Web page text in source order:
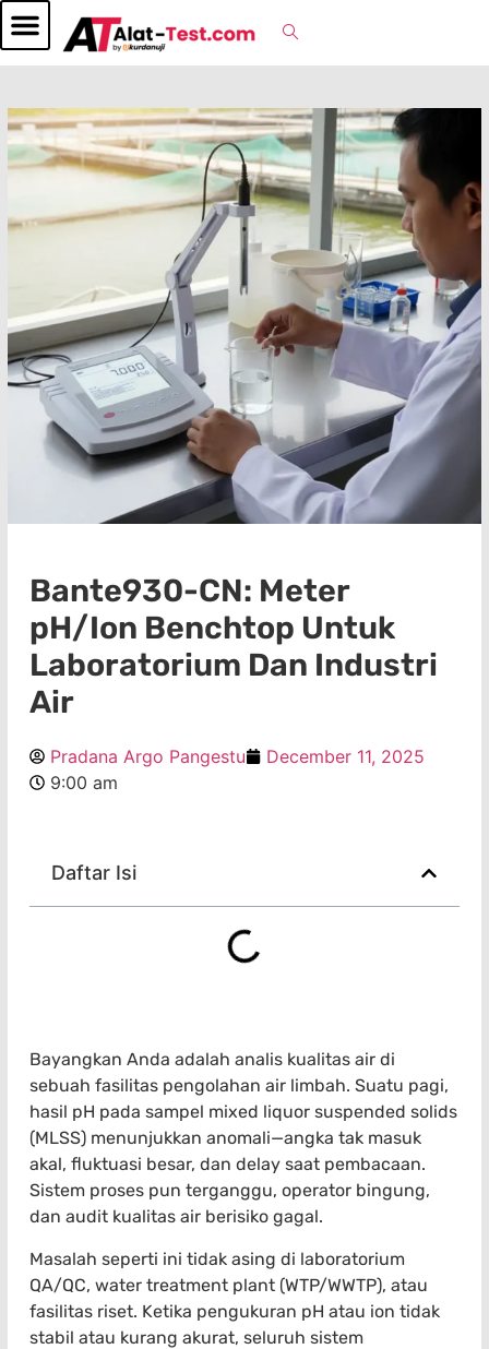
Bante930-CN: Meter
pH/Ion Benchtop Untuk
Laboratorium Dan Industri
Air
Pradana Argo Pangestu
December 11, 2025
9:00 am
Daftar Isi
Bayangkan Anda adalah analis kualitas air di
sebuah fasilitas pengolahan air limbah. Suatu pagi,
hasil pH pada sampel mixed liquor suspended solids
(MLSS) menunjukkan anomali—angka tak masuk
akal, fluktuasi besar, dan delay saat pembacaan.
Sistem proses pun terganggu, operator bingung,
dan audit kualitas air berisiko gagal.
Masalah seperti ini tidak asing di laboratorium
QA/QC, water treatment plant (WTP/WWTP), atau
fasilitas riset. Ketika pengukuran pH atau ion tidak
stabil atau kurang akurat, seluruh sistem